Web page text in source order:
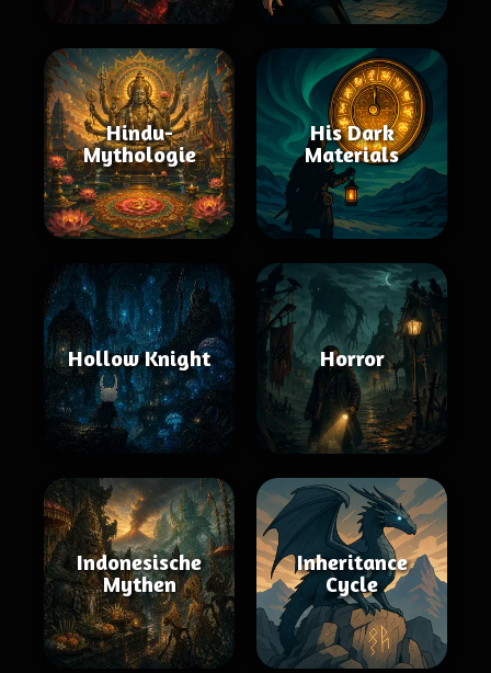
Hindu-
Mythologie
His Dark
Materials
Hollow Knight Horror
Indonesische
Mythen
Inheritance
Cycle